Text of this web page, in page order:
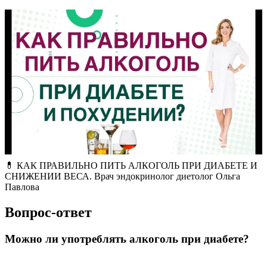
💊 КАК ПРАВИЛЬНО ПИТЬ АЛКОГОЛЬ ПРИ ДИАБЕТЕ И
СНИЖЕНИИ ВЕСА. Врач эндокринолог диетолог Ольга
Павлова
Вопрос-ответ
Можно ли употреблять алкоголь при диабете?